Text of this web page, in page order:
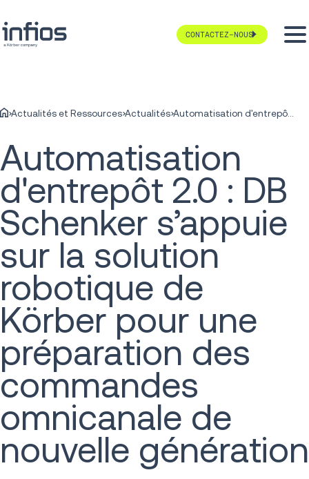
CONTACTEZ-NOUS
Actualités et Ressources Actualités Automatisation d'entrepôt 2.0 : DB Schenker s’appuie sur la solution robotique de Körber pour une préparation des commandes omnicanale de nouvelle génération
Automatisation
d'entrepôt 2.0 : DB
Schenker s’appuie
sur la solution
robotique de
Körber pour une
préparation des
commandes
omnicanale de
nouvelle génération